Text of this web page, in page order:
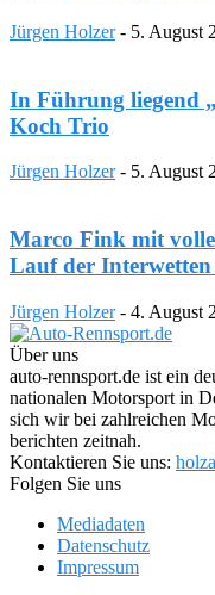
Jürgen Holzer - 5. August
In Führung liegend
Koch Trio
Jürgen Holzer - 5. August
Marco Fink mit
Lauf der Interwetten
Jürgen Holzer - 4. August
Über uns
auto-rennsport.de ist ein
nationalen Motorsport in
sich wir bei zahlreichen
berichten zeitnah.
Kontaktieren Sie uns:
Folgen Sie uns
Mediadaten
Datenschutz
Impressum